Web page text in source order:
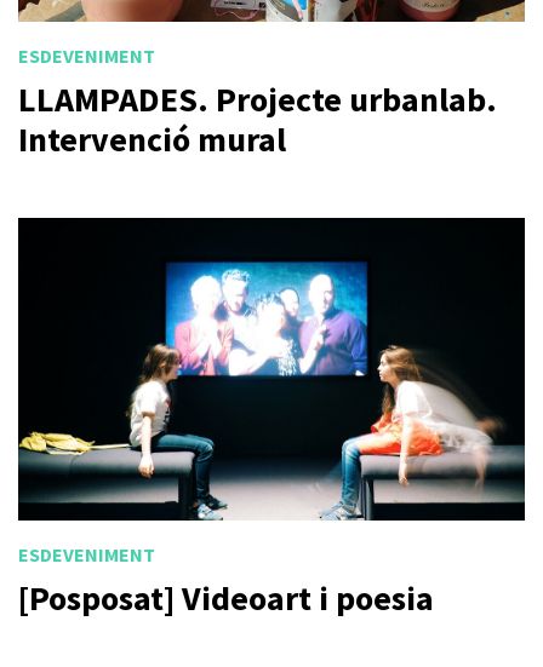
ESDEVENIMENT
LLAMPADES. Projecte urbanlab.
Intervenció mural
ESDEVENIMENT
[Posposat] Videoart i poesia